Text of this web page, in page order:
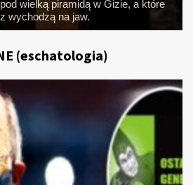
reporterka CBS ujawnia, jak Wielka
Pharma” przejęła media.
(eschatologia)